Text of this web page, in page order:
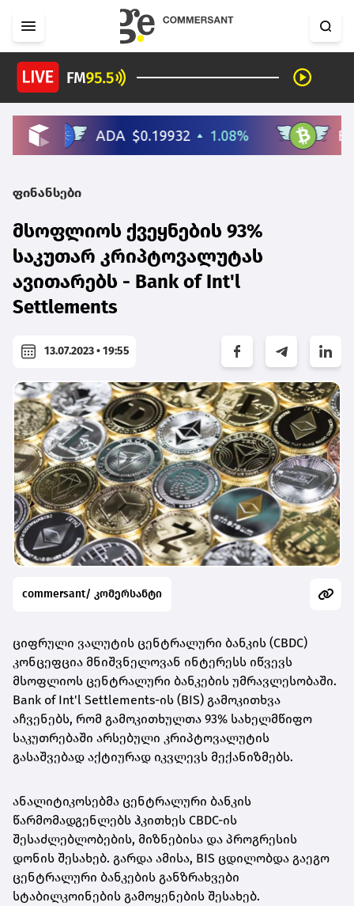
ფინანსები
მსოფლიოს ქვეყნების 93%
საკუთარ კრიპტოვალუტას
ავითარებს - Bank of Int'l
Settlements
13.07.2023 • 19:55
commersant/ კომერსანტი
ციფრული ვალუტის ცენტრალური ბანკის (CBDC)
კონცეფცია მნიშვნელოვან ინტერესს იწვევს
მსოფლიოს ცენტრალური ბანკების უმრავლესობაში.
Bank of Int'l Settlements-ის (BIS) გამოკითხვა
აჩვენებს, რომ გამოკითხულთა 93% სახელმწიფო
საკუთრებაში არსებული კრიპტოვალუტის
გასაშვებად აქტიურად იკვლევს მექანიზმებს.
ანალიტიკოსებმა ცენტრალური ბანკის
წარმომადგენლებს ჰკითხეს CBDC-ის
შესაძლებლობების, მიზნებისა და პროგრესის
დონის შესახებ. გარდა ამისა, BIS ცდილობდა გაეგო
ცენტრალური ბანკების განზრახვები
სტაბილკოინების გამოყენების შესახებ.